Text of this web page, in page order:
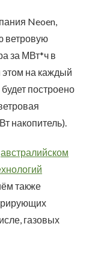
Neoen,
ветровую
за МВт*ч в
этом на каждый
построено
накопитель).
австралийском
также
газовых